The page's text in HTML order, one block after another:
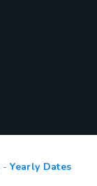
-Yearly Dates